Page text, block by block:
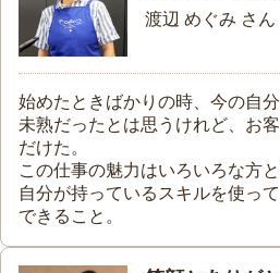
渡辺 めぐみ さん
始めたときばかりの時、今の自
未熟だったとは思うけれど、お
だけた。
この仕事の魅力はいろいろな方
自分が持っているスキルを使っ
できること。